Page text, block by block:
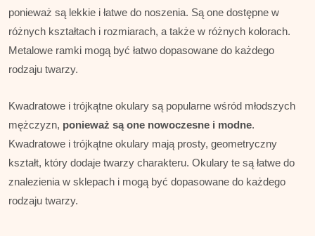
ponieważ są lekkie i łatwe do noszenia. Są one dostępne w
różnych kształtach i rozmiarach, a także w różnych kolorach.
Metalowe ramki mogą być łatwo dopasowane do każdego
rodzaju twarzy.
Kwadratowe i trójkątne okulary są popularne wśród młodszych
mężczyzn, ponieważ są one nowoczesne i modne.
Kwadratowe i trójkątne okulary mają prosty, geometryczny
kształt, który dodaje twarzy charakteru. Okulary te są łatwe do
znalezienia w sklepach i mogą być dopasowane do każdego
rodzaju twarzy.